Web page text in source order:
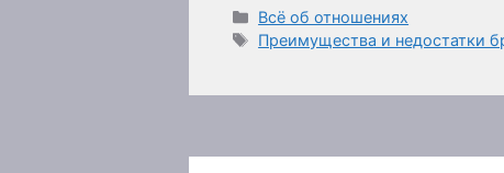
Рубрики
Всё об отношениях
Метки
Преимущества и недостатки